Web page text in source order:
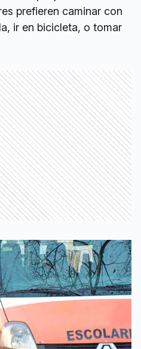
prefieren caminar con
ir en bicicleta, o tomar